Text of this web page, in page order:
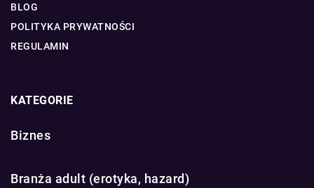
BLOG
POLITYKA PRYWATNOŚCI
REGULAMIN
KATEGORIE
Biznes
Branża adult (erotyka, hazard)